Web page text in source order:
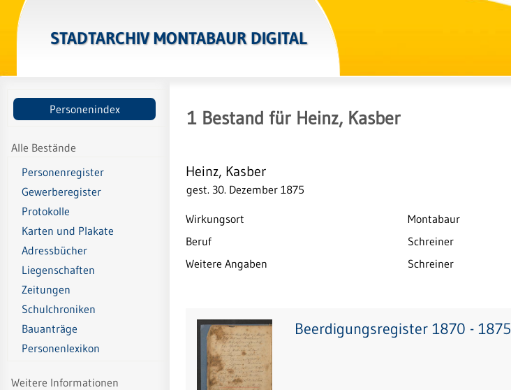
STADTARCHIV MONTABAUR DIGITAL
Personenindex
Alle Bestände
Personenregister
Gewerberegister
Protokolle
Karten und Plakate
Adressbücher
Liegenschaften
Zeitungen
Schulchroniken
Bauanträge
Personenlexikon
Weitere Informationen
1 Bestand für Heinz, Kasber
Heinz, Kasber
gest. 30. Dezember 1875
Wirkungsort
Montabaur
Beruf
Schreiner
Weitere Angaben
Schreiner
Beerdigungsregister 1870 - 1875